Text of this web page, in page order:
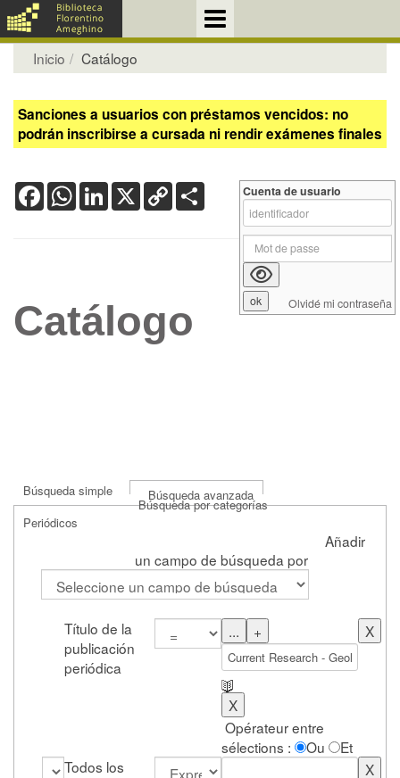
Inicio Catálogo
Sanciones a usuarios con préstamos vencidos: no
podrán inscribirse a cursada ni rendir exámenes finales
FacebookWhatsApp
LinkedIn
X Copy
Link
Catálogo
Búsqueda simple Búsqueda avanzada
Búsqueda por categorías
Periódicos
Añadir
un campo de búsqueda por
Título de la
publicación
periódica
Opérateur entre
sélections :
Ou
Et
Todos los
Cuenta de usuario
Olvidé mi contraseña